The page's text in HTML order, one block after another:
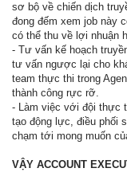
sơ bộ về chiến dịch
đong đếm xem job này
có thể thu về lợi nhuận
- Tư vấn kế hoạch
tư vấn ngược lại cho
team thực thi trong
thành công rực rỡ.
- Làm việc với đội thực
tạo động lực, điều phối
chạm tới mong muốn
VẬY ACCOUNT